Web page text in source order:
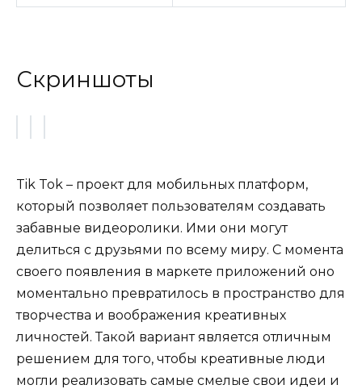
Скриншоты
Tik Tok – проект для мобильных платформ,
который позволяет пользователям создавать
забавные видеоролики. Ими они могут
делиться с друзьями по всему миру. С момента
своего появления в маркете приложений оно
моментально превратилось в пространство для
творчества и воображения креативных
личностей. Такой вариант является отличным
решением для того, чтобы креативные люди
могли реализовать самые смелые свои идеи и